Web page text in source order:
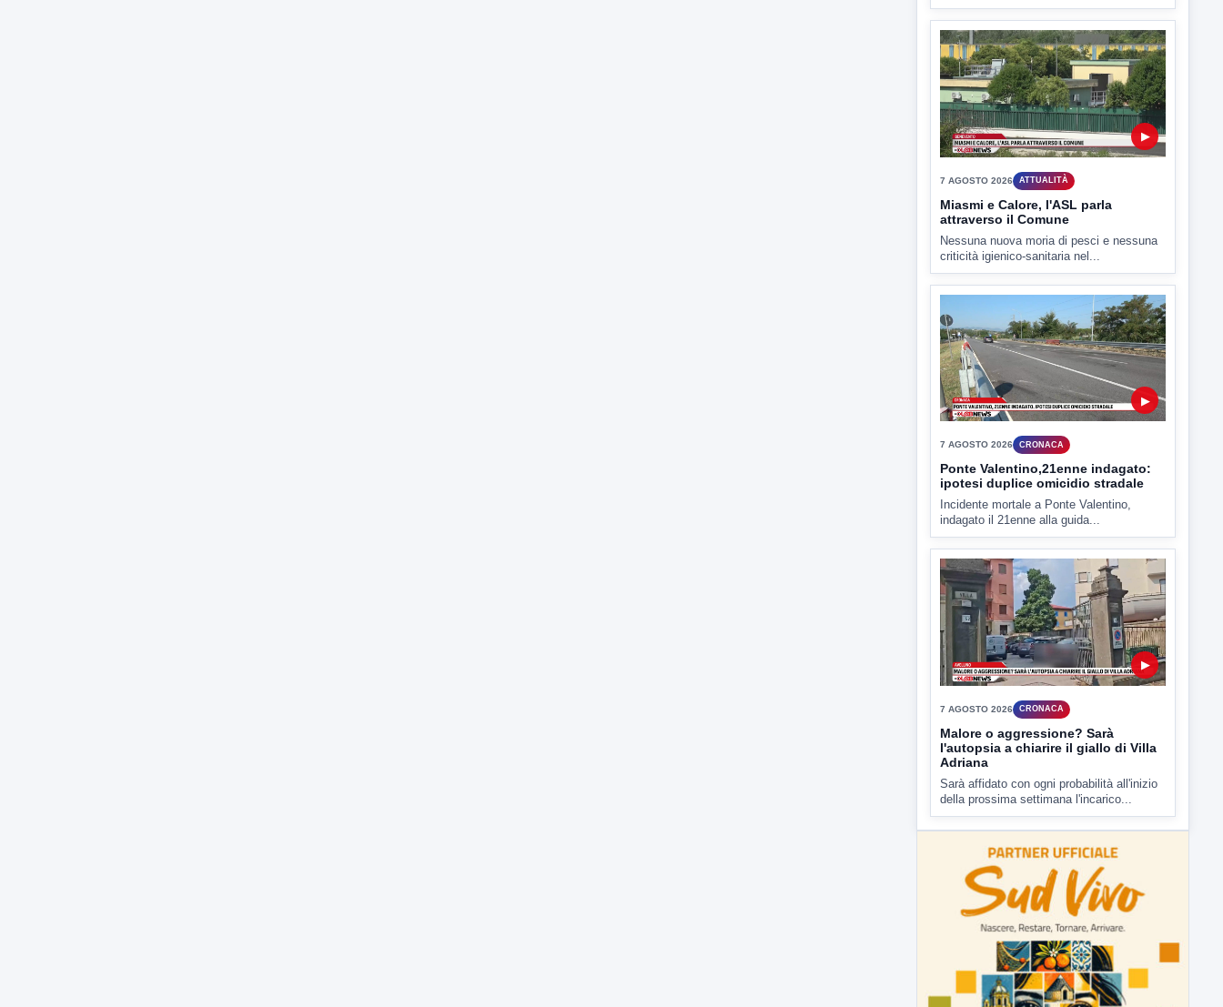
▶
7 AGOSTO 2026 ATTUALITÀ
Miasmi e Calore, l'ASL parla
attraverso il Comune
Nessuna nuova moria di pesci e nessuna
criticità igienico-sanitaria nel...
▶
7 AGOSTO 2026 CRONACA
Ponte Valentino,21enne indagato:
ipotesi duplice omicidio stradale
Incidente mortale a Ponte Valentino,
indagato il 21enne alla guida...
▶
7 AGOSTO 2026 CRONACA
Malore o aggressione? Sarà
l'autopsia a chiarire il giallo di Villa
Adriana
Sarà affidato con ogni probabilità all'inizio
della prossima settimana l'incarico...